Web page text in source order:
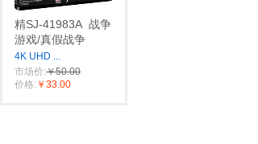
精SJ-41983A 战争
游戏/真假战争
4K UHD ...
市场价:￥50.00
价格: ￥33.00